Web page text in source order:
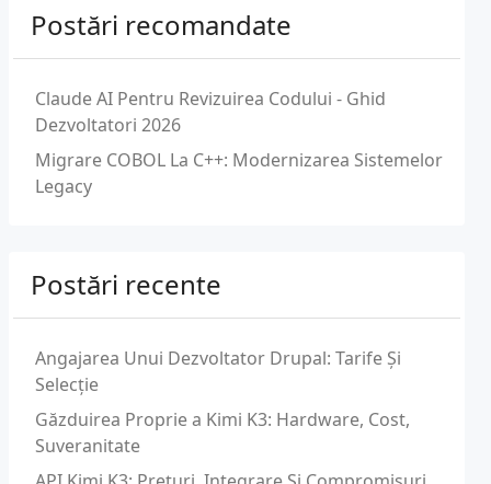
Postări recomandate
Claude AI Pentru Revizuirea Codului - Ghid
Dezvoltatori 2026
Migrare COBOL La C++: Modernizarea Sistemelor
Legacy
Postări recente
Angajarea Unui Dezvoltator Drupal: Tarife Și
Selecție
Găzduirea Proprie a Kimi K3: Hardware, Cost,
Suveranitate